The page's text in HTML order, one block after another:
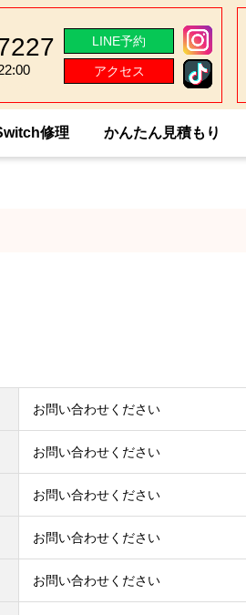
LINE予約
アクセス
修理 かんたん見積もり
X
お問い合わせください
お問い合わせください
お問い合わせください
お問い合わせください
お問い合わせください